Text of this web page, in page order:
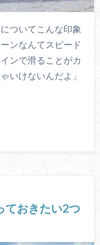
ついてこんな印象
ンなんてスピード
ンで滑ることがカ
いけないんだよ」
ておきたい2つ